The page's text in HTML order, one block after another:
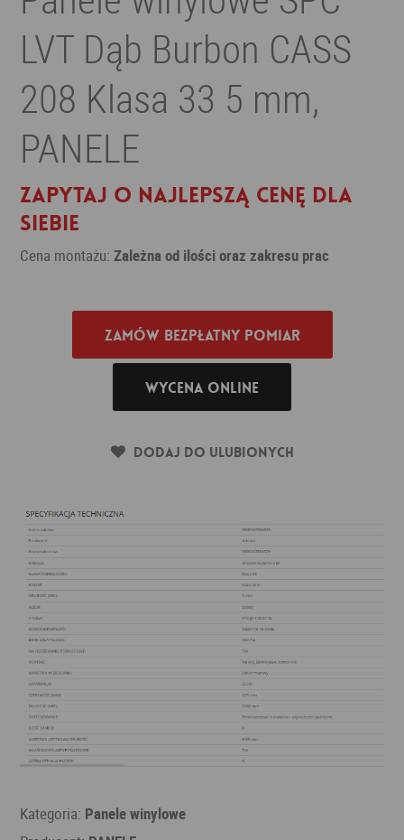
LVT Dąb Burbon CASS
208 Klasa 33 5 mm,
PANELE
Zapytaj o najlepszą cenę dla
siebie
Cena montażu:Zależna od ilości oraz zakresu prac
Zamów bezpłatny pomiar
Wycena online
Dodaj do ulubionych
Kategoria: Panele winylowe